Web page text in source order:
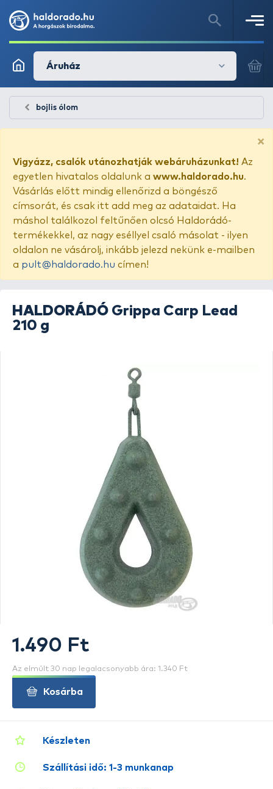
Áruház
bojlis ólom
×
Vigyázz, csalók utánozhatják webáruházunkat! Az
egyetlen hivatalos oldalunk a www.haldorado.hu.
Vásárlás előtt mindig ellenőrizd a böngésző
címsorát, és csak itt add meg az adataidat. Ha
máshol találkozol feltűnően olcsó Haldorádó-
termékekkel, az nagy eséllyel csaló másolat - ilyen
oldalon ne vásárolj, inkább jelezd nekünk e-mailben
a pult@haldorado.hu címen!
HALDORÁDÓ Grippa Carp Lead
210 g
Készleten
Szállítási idő: 1-3 munkanap
1.490 Ft
Az elmúlt 30 nap legalacsonyabb ára: 1.340 Ft
Kosárba